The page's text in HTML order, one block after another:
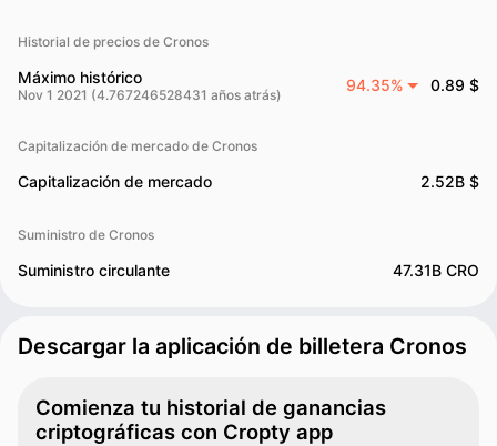
Historial de precios de Cronos
Máximo histórico
Nov 1 2021 (4.767246528431 años atrás)
94.35% 0.89 $
Capitalización de mercado de Cronos
Capitalización de mercado 2.52B $
Suministro de Cronos
Suministro circulante 47.31B CRO
Descargar la aplicación de billetera Cronos
Comienza tu historial de ganancias
criptográficas con Cropty app